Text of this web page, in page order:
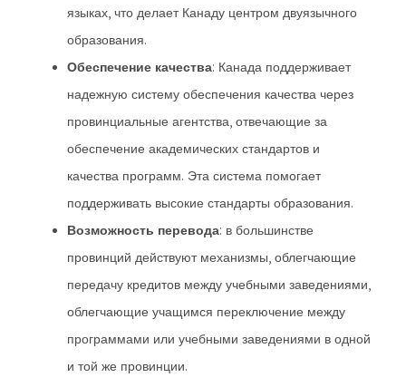
языках, что делает Канаду центром двуязычного
образования.
Обеспечение качества: Канада поддерживает
надежную систему обеспечения качества через
провинциальные агентства, отвечающие за
обеспечение академических стандартов и
качества программ. Эта система помогает
поддерживать высокие стандарты образования.
Возможность перевода: в большинстве
провинций действуют механизмы, облегчающие
передачу кредитов между учебными заведениями,
облегчающие учащимся переключение между
программами или учебными заведениями в одной
и той же провинции.